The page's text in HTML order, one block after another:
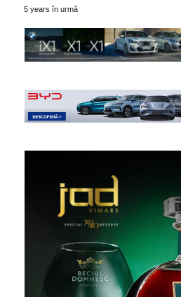
5 years în urmă